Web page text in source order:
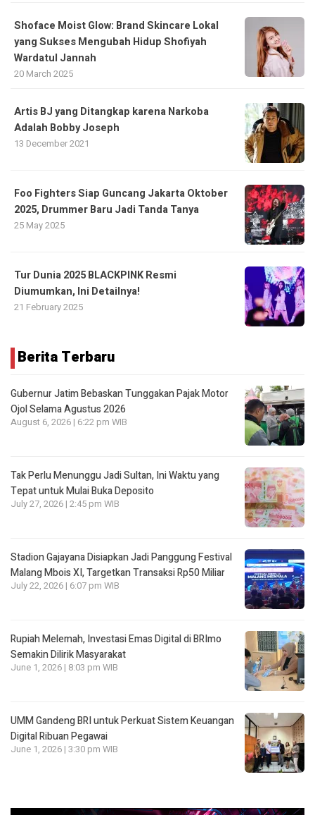
Shoface Moist Glow: Brand Skincare Lokal
yang Sukses Mengubah Hidup Shofiyah
Wardatul Jannah
20 March 2025
Artis BJ yang Ditangkap karena Narkoba
Adalah Bobby Joseph
13 December 2021
Foo Fighters Siap Guncang Jakarta Oktober
2025, Drummer Baru Jadi Tanda Tanya
25 May 2025
Tur Dunia 2025 BLACKPINK Resmi
Diumumkan, Ini Detailnya!
21 February 2025
Berita Terbaru
Gubernur Jatim Bebaskan Tunggakan Pajak Motor
Ojol Selama Agustus 2026
August 6, 2026 | 6:22 pm WIB
Tak Perlu Menunggu Jadi Sultan, Ini Waktu yang
Tepat untuk Mulai Buka Deposito
July 27, 2026 | 2:45 pm WIB
Stadion Gajayana Disiapkan Jadi Panggung Festival
Malang Mbois XI, Targetkan Transaksi Rp50 Miliar
July 22, 2026 | 6:07 pm WIB
Rupiah Melemah, Investasi Emas Digital di BRImo
Semakin Dilirik Masyarakat
June 1, 2026 | 8:03 pm WIB
UMM Gandeng BRI untuk Perkuat Sistem Keuangan
Digital Ribuan Pegawai
June 1, 2026 | 3:30 pm WIB